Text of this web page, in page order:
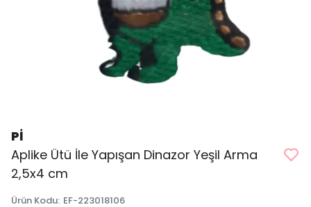
Pİ
Aplike Ütü İle Yapışan Dinazor Yeşil Arma
2,5x4 cm
Ürün Kodu: EF-223018106